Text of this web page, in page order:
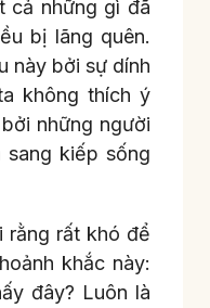
cả những gì đã
bị lãng quên.
này bởi sự dính
không thích ý
những người
kiếp sống
rằng rất khó để
khắc này:
đây? Luôn là